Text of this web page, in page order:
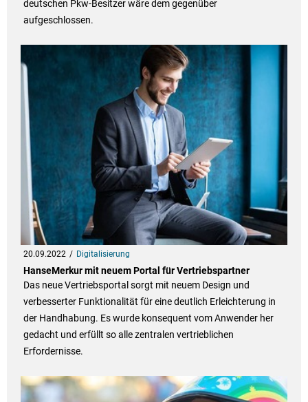
deutschen Pkw-Besitzer wäre dem gegenüber
aufgeschlossen.
20.09.2022 Digitalisierung
HanseMerkur mit neuem Portal für Vertriebspartner
Das neue Vertriebsportal sorgt mit neuem Design und
verbesserter Funktionalität für eine deutlich Erleichterung in
der Handhabung. Es wurde konsequent vom Anwender her
gedacht und erfüllt so alle zentralen vertrieblichen
Erfordernisse.